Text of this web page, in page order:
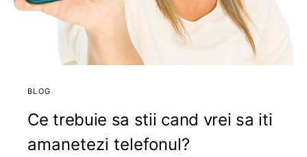
BLOG
Ce trebuie sa stii cand vrei sa iti
amanetezi telefonul?